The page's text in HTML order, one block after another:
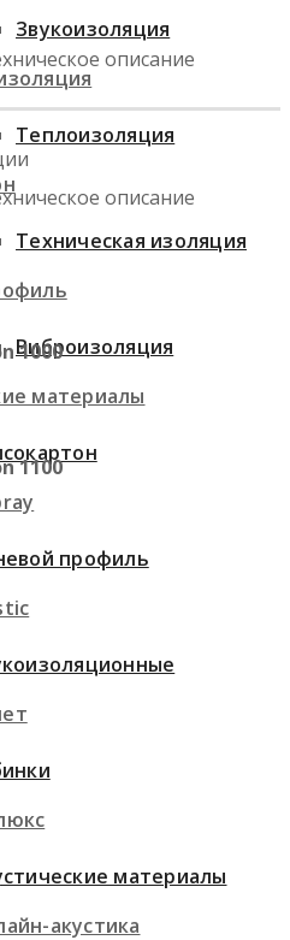
материалы
акустика
Звукоизоляция
Теплоизоляция
Техническая изоляция
Виброизоляция
профиль
материалы
описание
описание
1000
1100